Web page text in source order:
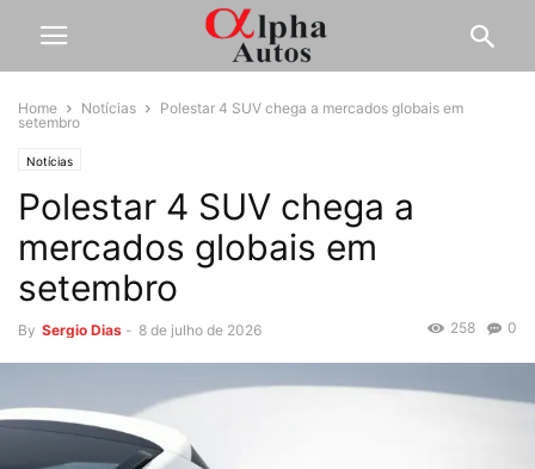
Home Notícias
Polestar 4 SUV chega a mercados globais em
setembro
Notícias
Polestar 4 SUV chega a
mercados globais em
setembro
By Sergio Dias - 8 de julho de 2026 0
258